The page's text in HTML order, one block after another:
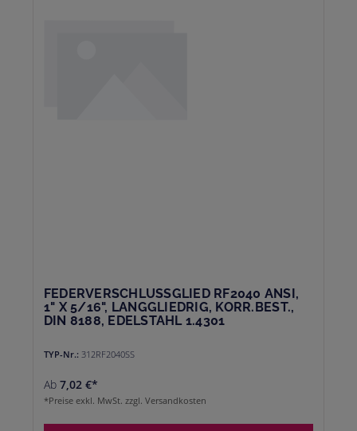
FEDERVERSCHLUSSGLIED RF2040 ANSI,
1" X 5/16", LANGGLIEDRIG, KORR.BEST.,
DIN 8188, EDELSTAHL 1.4301
TYP-Nr.: 312RF2040SS
Ab 7,02 €*
*Preise exkl. MwSt. zzgl. Versandkosten